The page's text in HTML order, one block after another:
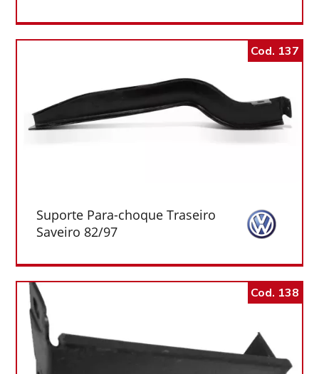
Cod. 137
Suporte Para-choque Traseiro
Saveiro 82/97
Cod. 138